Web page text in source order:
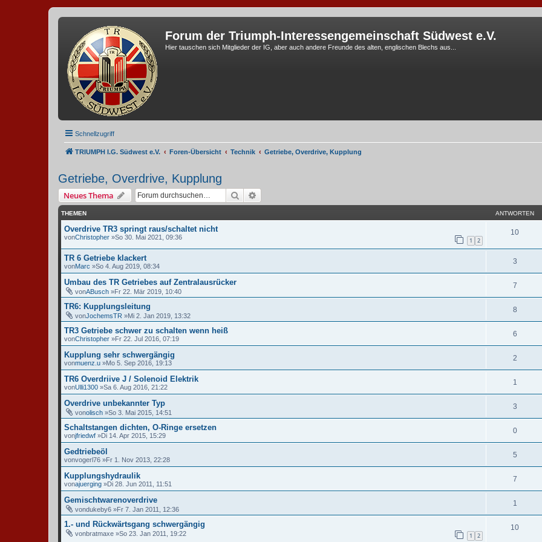
Forum der Triumph-Interessengemeinschaft Südwest e.V.
Hier tauschen sich Mitglieder der IG, aber auch andere Freunde des alten, englischen Blechs aus...
Schnellzugriff
TRIUMPH I.G. Südwest e.V. Foren-Übersicht Technik Getriebe, Overdrive, Kupplung
Getriebe, Overdrive, Kupplung
Neues Thema Suche
THEMEN ANTWORTEN
Overdrive TR3 springt raus/schaltet nicht
vonChristopher »So 30. Mai 2021, 09:36 1 2
10
TR 6 Getriebe klackert
vonMarc »So 4. Aug 2019, 08:34
3
Umbau des TR Getriebes auf Zentralausrücker
vonABusch »Fr 22. Mär 2019, 10:40
7
TR6: Kupplungsleitung
vonJochemsTR »Mi 2. Jan 2019, 13:32
8
TR3 Getriebe schwer zu schalten wenn heiß
vonChristopher »Fr 22. Jul 2016, 07:19
6
Kupplung sehr schwergängig
vonmuenz.u »Mo 5. Sep 2016, 19:13
2
TR6 Overdriive J / Solenoid Elektrik
vonUlli1300 »Sa 6. Aug 2016, 21:22
1
Overdrive unbekannter Typ
vonolisch »So 3. Mai 2015, 14:51
3
Schaltstangen dichten, O-Ringe ersetzen
vonjfriedwf »Di 14. Apr 2015, 15:29
0
Gedtriebeöl
vonvogerl76 »Fr 1. Nov 2013, 22:28
5
Kupplungshydraulik
vonajuerging »Di 28. Jun 2011, 11:51
7
Gemischtwarenoverdrive
vondukeby6 »Fr 7. Jan 2011, 12:36
1
1.- und Rückwärtsgang schwergängig
vonbratmaxe »So 23. Jan 2011, 19:22 1 2
10